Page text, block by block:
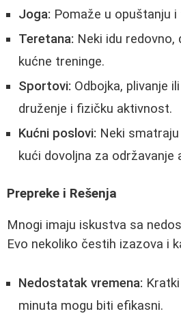
Joga: Pomaže u opuštanju
Teretana: Neki idu
kućne treninge.
Sportovi: Odbojka, plivanje
druženje i fizičku aktivnost.
Kućni poslovi: Neki
kući dovoljna za održavanje
Prepreke i Rešenja
Mnogi imaju iskustva sa
Evo nekoliko čestih izazova i
Nedostatak vremena:
minuta mogu biti efikasni.